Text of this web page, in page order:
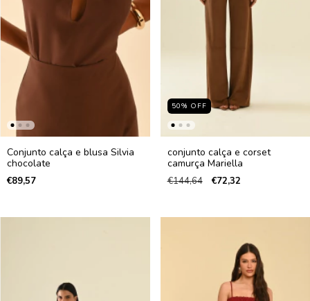
Conjunto calça e blusa Silvia
chocolate
€89,57
50% OFF
conjunto calça e corset
camurça Mariella
€144,64 €72,32